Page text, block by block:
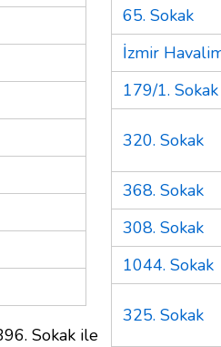
Sokak ile
65. Sokak
İzmir
179/1. Sokak
320. Sokak
368. Sokak
308. Sokak
1044. Sokak
325. Sokak